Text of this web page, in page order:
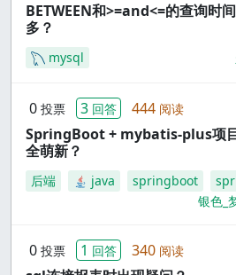
BETWEEN和>=and<=的查询时
多？
mysql
0 投票 3 回答 444 阅读
SpringBoot + mybatis-plus项
全萌新？
后端 java springboot
银色_
0 投票 1 回答 340 阅读